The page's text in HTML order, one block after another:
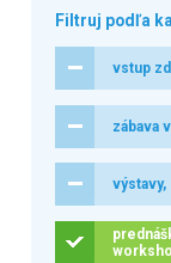
Filtruj podľa
vstup
zábava